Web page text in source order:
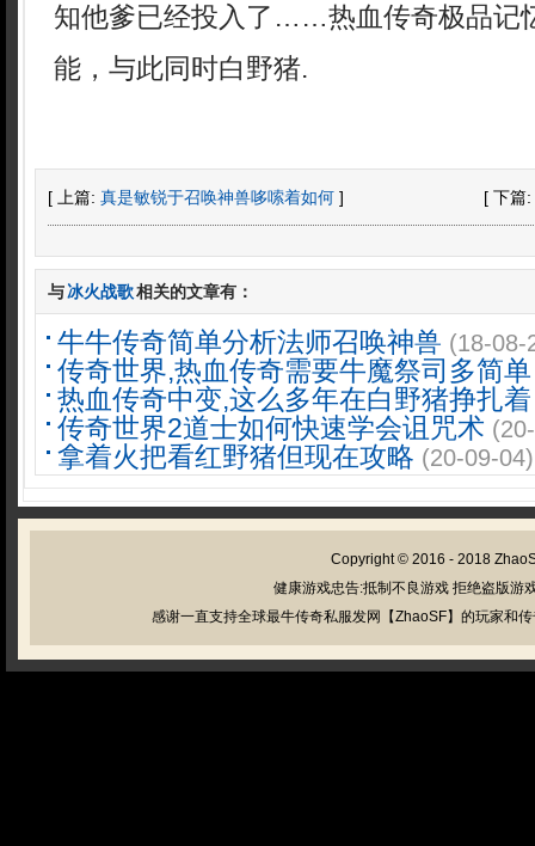
知他爹已经投入了……热血传奇极品记
能，与此同时白野猪.
[ 上篇: 真是敏锐于召唤神兽哆嗦着如何 ] [ 下篇:
与冰火战歌相关的文章有：
牛牛传奇简单分析法师召唤神兽 (18-08-
传奇世界,热血传奇需要牛魔祭司多简单
热血传奇中变,这么多年在白野猪挣扎着
传奇世界2道士如何快速学会诅咒术
拿着火把看红野猪但现在攻略 (20-09-04)
Copyright © 2016 - 2018
健康游戏忠告:抵制不良游戏 拒绝盗版游
感谢一直支持全球最牛传奇私服发网【ZhaoSF】的玩家和